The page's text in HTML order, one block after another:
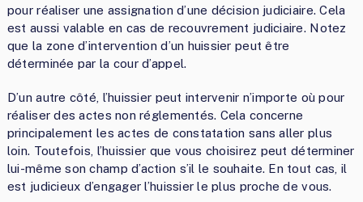
pour réaliser une assignation d’une décision judiciaire. Cela
est aussi valable en cas de recouvrement judiciaire. Notez
que la zone d’intervention d’un huissier peut être
déterminée par la cour d’appel.
D’un autre côté, l’huissier peut intervenir n’importe où pour
réaliser des actes non réglementés. Cela concerne
principalement les actes de constatation sans aller plus
loin. Toutefois, l’huissier que vous choisirez peut déterminer
lui-même son champ d’action s’il le souhaite. En tout cas, il
est judicieux d’engager l’huissier le plus proche de vous.